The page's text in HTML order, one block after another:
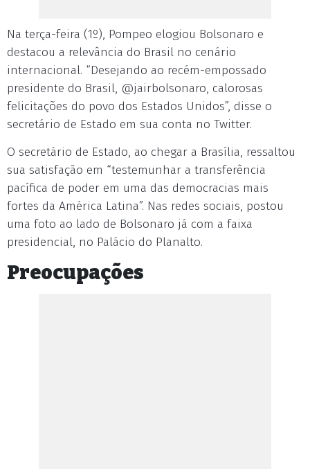
Na terça-feira (1º), Pompeo elogiou Bolsonaro e
destacou a relevância do Brasil no cenário
internacional. “Desejando ao recém-empossado
presidente do Brasil, @jairbolsonaro, calorosas
felicitações do povo dos Estados Unidos”, disse o
secretário de Estado em sua conta no Twitter.
O secretário de Estado, ao chegar a Brasília, ressaltou
sua satisfação em “testemunhar a transferência
pacífica de poder em uma das democracias mais
fortes da América Latina”. Nas redes sociais, postou
uma foto ao lado de Bolsonaro já com a faixa
presidencial, no Palácio do Planalto.
Preocupações